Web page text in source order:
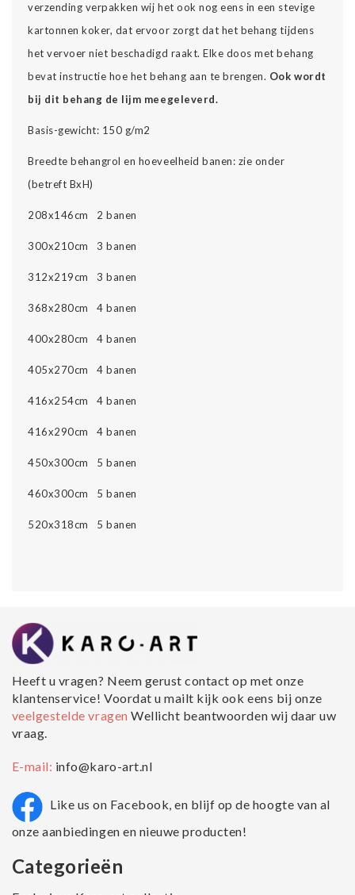
verzending verpakken wij het ook nog eens in een stevige
kartonnen koker, dat ervoor zorgt dat het behang tijdens
het vervoer niet beschadigd raakt. Elke doos met behang
bevat instructie hoe het behang aan te brengen. Ook wordt
bij dit behang de lijm meegeleverd.
Basis-gewicht: 150 g/m2
Breedte behangrol en hoeveelheid banen: zie onder
(betreft BxH)
208x146cm 2 banen
300x210cm 3 banen
312x219cm 3 banen
368x280cm 4 banen
400x280cm 4 banen
405x270cm 4 banen
416x254cm 4 banen
416x290cm 4 banen
450x300cm 5 banen
460x300cm 5 banen
520x318cm 5 banen
Heeft u vragen? Neem gerust contact op met onze
klantenservice! Voordat u mailt kijk ook eens bij onze
veelgestelde vragenWellicht beantwoorden wij daar uw
vraag.
E-mail: info@karo-art.nl
Like us on Facebook, en blijf op de hoogte van al
onze aanbiedingen en nieuwe producten!
Categorieën